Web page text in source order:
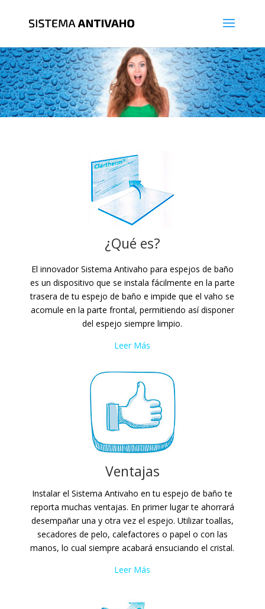
¿Qué es?
El innovador Sistema Antivaho para espejos de baño
es un dispositivo que se instala fácilmente en la parte
trasera de tu espejo de baño e impide que el vaho se
acomule en la parte frontal, permitiendo así disponer
del espejo siempre limpio.
Leer Más
Ventajas
Instalar el Sistema Antivaho en tu espejo de baño te
reporta muchas ventajas. En primer lugar te ahorrará
desempañar una y otra vez el espejo. Utilizar toallas,
secadores de pelo, calefactores o papel o con las
manos, lo cual siempre acabará ensuciando el cristal.
Leer Más